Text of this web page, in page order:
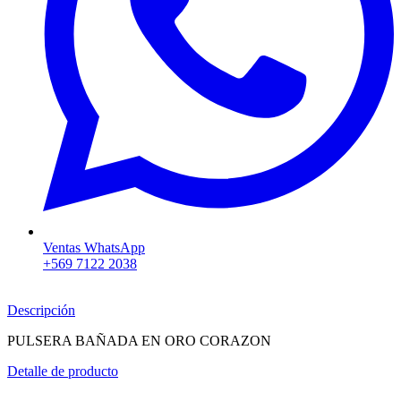
Ventas WhatsApp
+569 7122 2038
Descripción
PULSERA BAÑADA EN ORO CORAZON
Detalle de producto